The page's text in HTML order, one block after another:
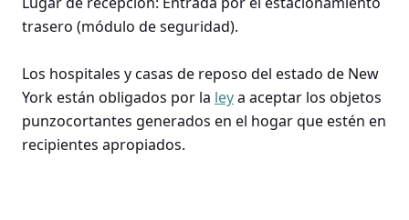
trasero (módulo de seguridad).
Los hospitales y casas de reposo del estado de New
York están obligados por la leya aceptar los objetos
punzocortantes generados en el hogar que estén en
recipientes apropiados.